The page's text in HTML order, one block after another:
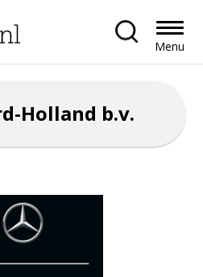
Menu
Holland b.v.